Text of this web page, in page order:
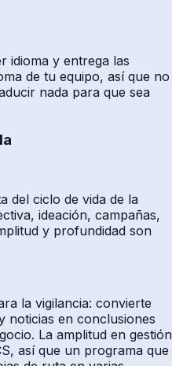
idioma y entrega las
de tu equipo, así que no
nada para que sea
del ciclo de vida de la
ideación, campañas,
y profundidad son
la vigilancia: convierte
noticias en conclusiones
La amplitud en gestión
así que un programa que